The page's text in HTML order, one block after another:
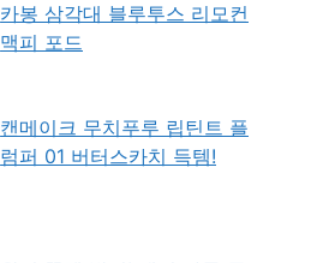
카봉 삼각대 블루투스 리모컨
맥피 포드
캔메이크 무치푸루 립틴트 플
럼퍼 01 버터스카치 득템!